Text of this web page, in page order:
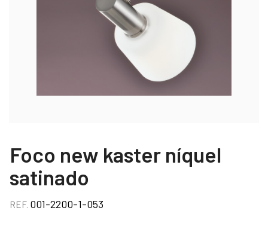
Foco new kaster níquel
satinado
REF. 001-2200-1-053